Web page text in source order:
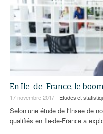
En Ile-de-France, le
17 novembre 2017 - Etudes et
Selon une étude de l'Insee de
qualifiés en Ile-de-France a